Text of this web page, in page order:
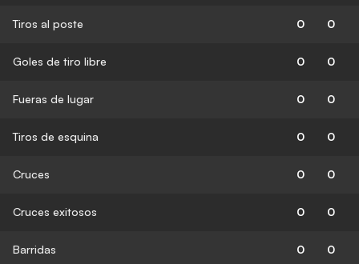
Tiros al poste 0 0
Goles de tiro libre 0 0
Fueras de lugar 0 0
Tiros de esquina 0 0
Cruces 0 0
Cruces exitosos 0 0
Barridas 0 0